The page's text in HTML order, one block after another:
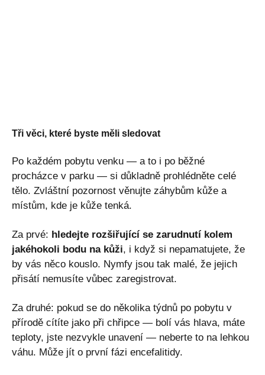
Tři věci, které byste měli sledovat
Po každém pobytu venku — a to i po běžné
procházce v parku — si důkladně prohlédněte celé
tělo. Zvláštní pozornost věnujte záhybům kůže a
místům, kde je kůže tenká.
Za prvé: hledejte rozšiřující se zarudnutí kolem
jakéhokoli bodu na kůži, i když si nepamatujete, že
by vás něco kouslo. Nymfy jsou tak malé, že jejich
přisátí nemusíte vůbec zaregistrovat.
Za druhé: pokud se do několika týdnů po pobytu v
přírodě cítíte jako při chřipce — bolí vás hlava, máte
teploty, jste nezvykle unavení — neberte to na lehkou
váhu. Může jít o první fázi encefalitidy.